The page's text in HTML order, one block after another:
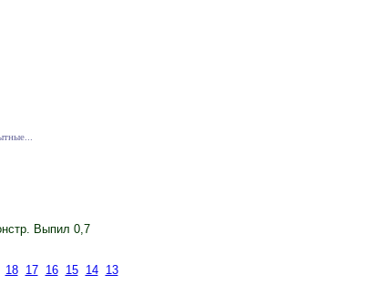
Выпил 0,7
18 17 16 15 14
13